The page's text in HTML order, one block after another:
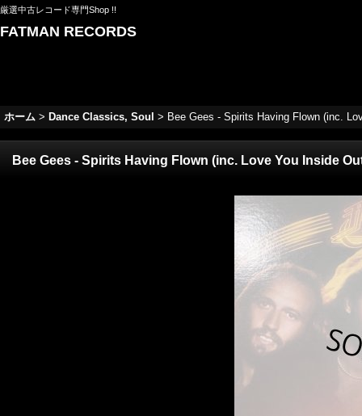
厳選中古レコード専門Shop !!
FATMAN RECORDS
ホーム > Dance Classics, Soul > Bee Gees - Spirits Having Flown (inc.
Bee Gees - Spirits Having Flown (inc. Love You Inside